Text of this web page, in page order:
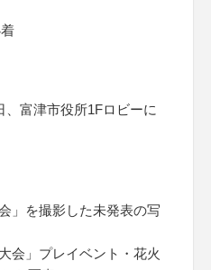
、富津市役所1Fロビーに
」を撮影した未発表の写
会」プレイベント・花火